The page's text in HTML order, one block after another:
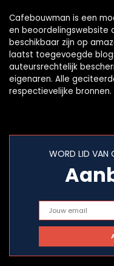
Cafebouwman is een
en beoordelingswebsite
beschikbaar zijn op
laatst toegevoegde
auteursrechtelijk
eigenaren. Alle
respectievelijke bronnen.
WORD LID VAN